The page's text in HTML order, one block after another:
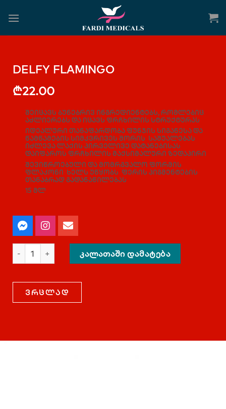
DELFY FLAMINGO
₾22.00
შეიცავს ბუნებრივ ინგრედიენტებს, რომლებიც
აძლიერებს და იცავს ფრჩხილის სტრუქტურას
იდეალური თანაფარდობა ფუნჯის სიგანესა და
წამწამების სიმკვრივეს შორის საშუალებას
იძლევა ლაქის პირველივე დატანებისას
დაიფაროს ფრჩხილის მაქსიმალური ზედაპირი
შევიწროებული და მომრგვალო ფორმის
ფლაკონი ხელს უწყობს ფერის პიგმენტების
თანაბრად გადანაწილებას
15 მლ
ᲙᲐᲚᲐᲗᲐᲨᲘ ᲓᲐᲛᲐᲢᲔᲑᲐ
ვრცლად